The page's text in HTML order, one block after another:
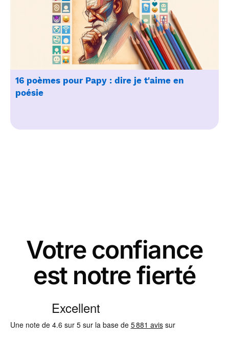
16 poèmes pour Papy : dire je t'aime en
poésie
Votre confiance
est notre fierté